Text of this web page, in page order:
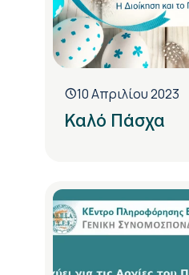
10 Απριλίου 2023
Καλό Πάσχα